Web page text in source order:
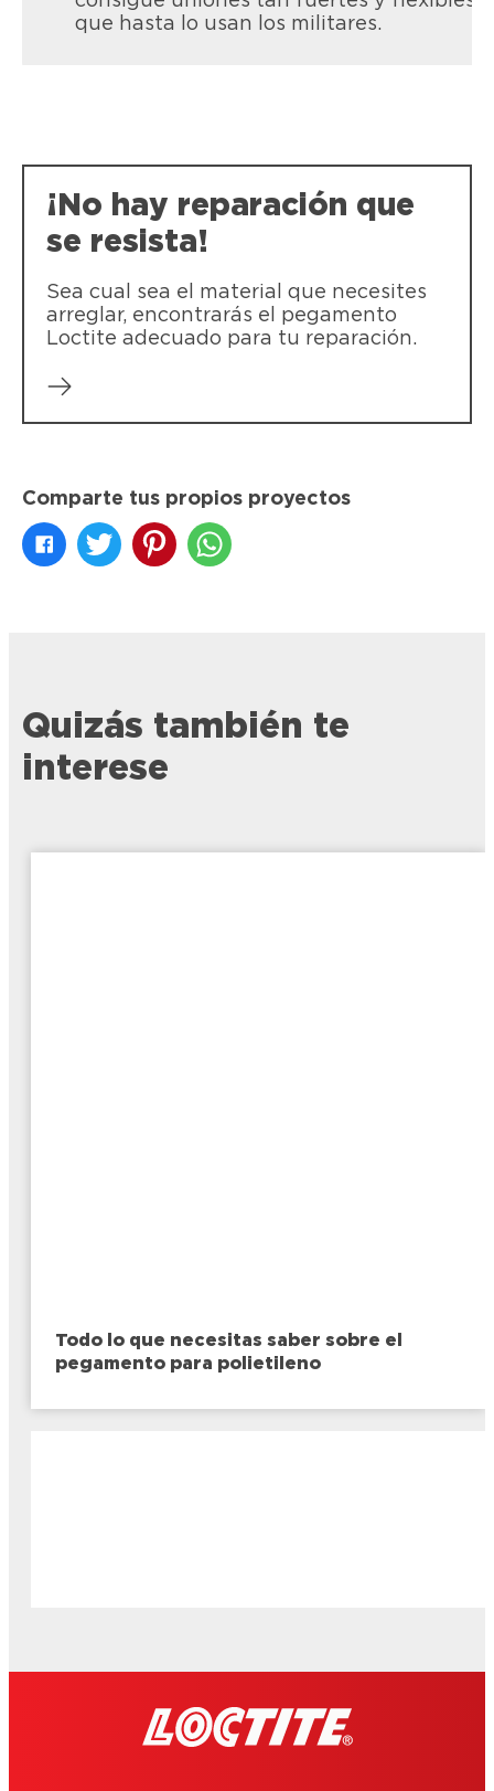
LOCTITE SG3 Plásticos Difíciles
LOCTITE SG3 Plásticos Difíciles es una
cola transparente y líquida para todo
tipo de plásticos acompañado de un
activador de secado inmediato.
que hasta lo usan los militares.
¡No hay reparación que
se resista!
Sea cual sea el material que necesites
arreglar, encontrarás el pegamento
Loctite adecuado para tu reparación.
Comparte tus propios proyectos
Quizás también te
interese
Todo lo que necesitas saber sobre el
pegamento para polietileno